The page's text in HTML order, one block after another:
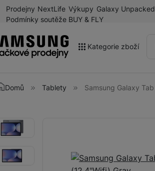
Prodejny NextLife Výkupy Galaxy Unpacked
Podmínky soutěže BUY & FLY
Kategorie zboží
Akce
Galaxy Z Fold8 a další
novinky léta 2026
Chytré hodinky
Domů Tablety Samsung Galaxy
Fotografie